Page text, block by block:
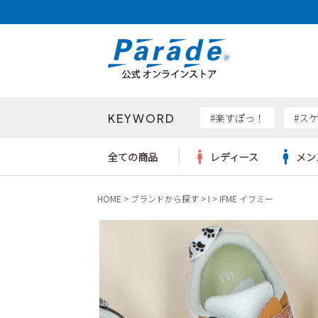
KEYWORD #楽すぽっ！ #ス
検索
全ての商品 レディース
サンダル
レインシューズ
パンプス
カジ
ウェア
メ
サンダル
レインシューズ
スニーカー
ビジネス・ドレスシューズ
サンダル
レインシューズ
スニーカー
レディース新入荷
メンズ新入荷
キッズ新入荷
レディースSALE
メンズSALE
キッズSALE
リュック
ボディバッグ
ハンドバッグ
ビジネスバッグ
トー
ケア用品
HOME ブランドから探す I IFME イフミー